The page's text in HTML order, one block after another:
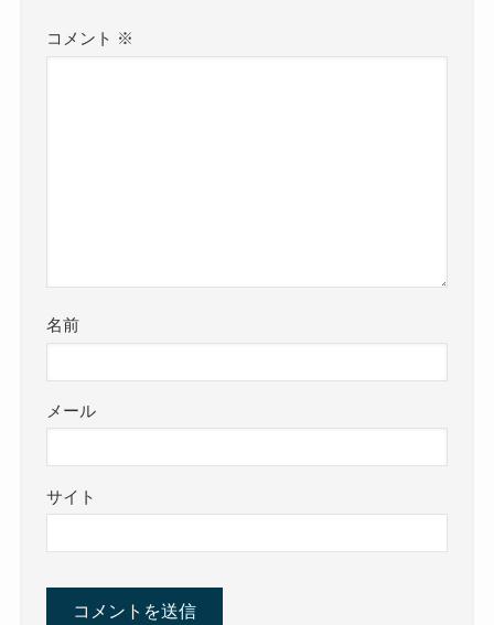
コメント ※
名前
メール
サイト